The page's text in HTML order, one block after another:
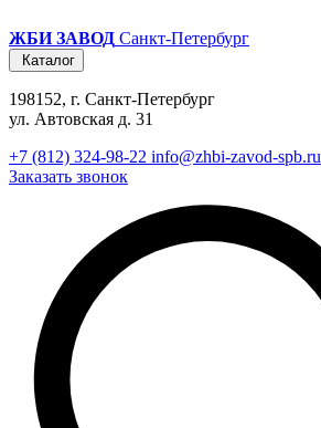
ЖБИ ЗАВОД Санкт-Петербург
Каталог
198152, г. Санкт-Петербург
ул. Автовская д. 31
+7 (812) 324-98-22 info@zhbi-zavod-spb.ru
Заказать звонок